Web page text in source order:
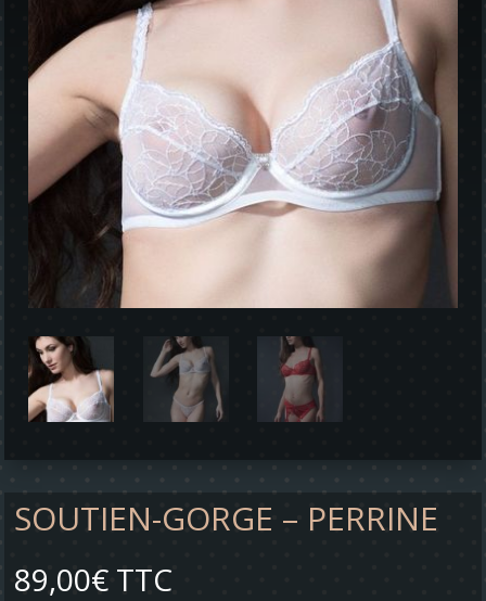
SOUTIEN-GORGE – PERRINE
89,00€ TTC